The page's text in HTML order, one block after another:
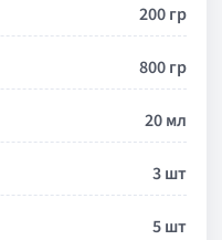
200 гр
800 гр
20 мл
3 шт
5 шт